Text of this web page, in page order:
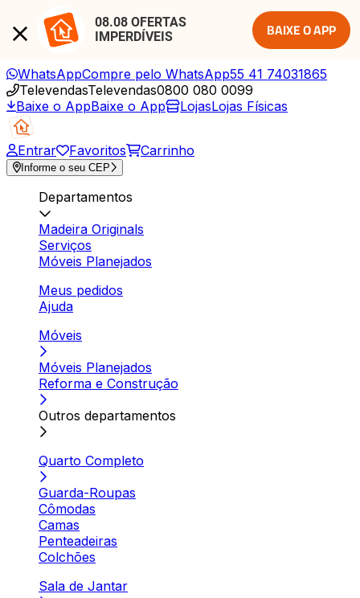
08.08 OFERTAS
IMPERDÍVEIS
BAIXE O APP
WhatsAppCompre pelo WhatsApp55 41 74031865
TelevendasTelevendas0800 080 0099
Baixe o AppBaixe o App LojasLojas Físicas
Entrar Favoritos Carrinho
Informe o seu CEP
Departamentos
Madeira Originals
Serviços
Móveis Planejados
Meus pedidos
Ajuda
Móveis
Móveis Planejados
Reforma e Construção
Outros departamentos
Quarto Completo
Guarda-Roupas
Cômodas
Camas
Penteadeiras
Colchões
Sala de Jantar